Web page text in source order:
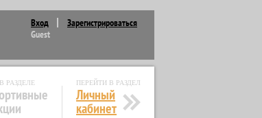
Вход
Зарегистрироваться
Guest
РАЗДЕЛЕ ПЕРЕЙТИ В РАЗДЕЛ
Личный
кабинет